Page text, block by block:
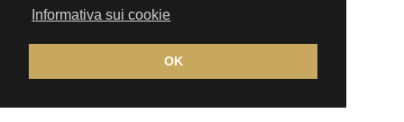
Informativa sui cookie
OK